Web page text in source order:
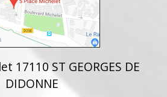
17110 ST GEORGES DE
DIDONNE